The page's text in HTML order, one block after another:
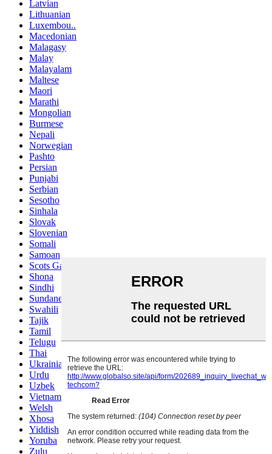
Latvian
Lithuanian
Luxembou..
Macedonian
Malagasy
Malay
Malayalam
Maltese
Maori
Marathi
Mongolian
Burmese
Nepali
Norwegian
Pashto
Persian
Punjabi
Serbian
Sesotho
Sinhala
Slovak
Slovenian
Somali
Samoan
Scots Gaelic
Shona
Sindhi
Sundanese
Swahili
Tajik
Tamil
Telugu
Thai
Ukrainian
Urdu
Uzbek
Vietnamese
Welsh
Xhosa
Yiddish
Yoruba
Zulu